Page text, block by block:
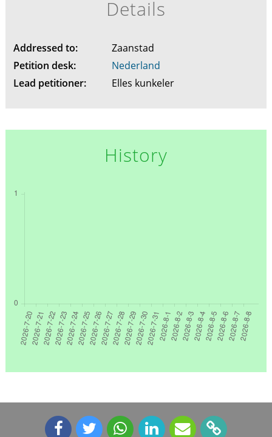
Details
Addressed to:
Zaanstad
Petition desk:
Nederland
Lead petitioner:
Elles kunkeler
History